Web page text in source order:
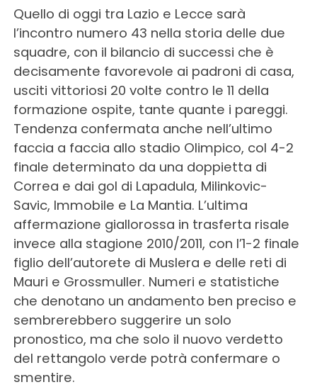
Quello di oggi tra Lazio e Lecce sarà
l’incontro numero 43 nella storia delle due
squadre, con il bilancio di successi che è
decisamente favorevole ai padroni di casa,
usciti vittoriosi 20 volte contro le 11 della
formazione ospite, tante quante i pareggi.
Tendenza confermata anche nell’ultimo
faccia a faccia allo stadio Olimpico, col 4-2
finale determinato da una doppietta di
Correa e dai gol di Lapadula, Milinkovic-
Savic, Immobile e La Mantia. L’ultima
affermazione giallorossa in trasferta risale
invece alla stagione 2010/2011, con l’1-2 finale
figlio dell’autorete di Muslera e delle reti di
Mauri e Grossmuller. Numeri e statistiche
che denotano un andamento ben preciso e
sembrerebbero suggerire un solo
pronostico, ma che solo il nuovo verdetto
del rettangolo verde potrà confermare o
smentire.